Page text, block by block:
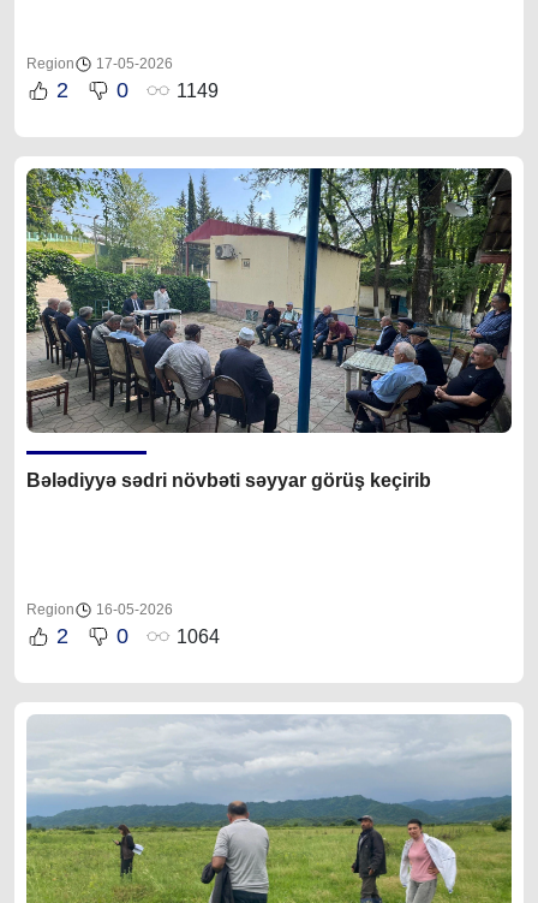
Region 17-05-2026
2 0 1149
Bələdiyyə sədri növbəti səyyar görüş keçirib
Region 16-05-2026
2 0 1064